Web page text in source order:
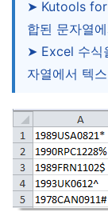
➤ Kutools for
합된 문자열
➤ Excel 수식
자열에서 텍